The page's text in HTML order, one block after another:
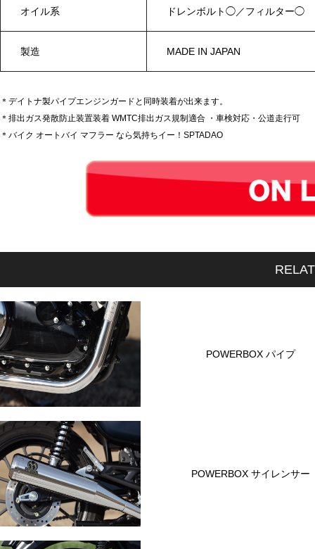
オイル系 ドレンボルト◯／フィルター◯
製造 MADE IN JAPAN
＊デイトナ製パイプエンジンガードと同時装着が出来ます。
＊排出ガス発散防止装置装着 WMTC排出ガス規制適合 ・車検対応・公道走行可
＊バイク オートバイ マフラー なら気持ちイー！SPTADAO
POWERBOX パイプ
POWERBOX サイレンサー